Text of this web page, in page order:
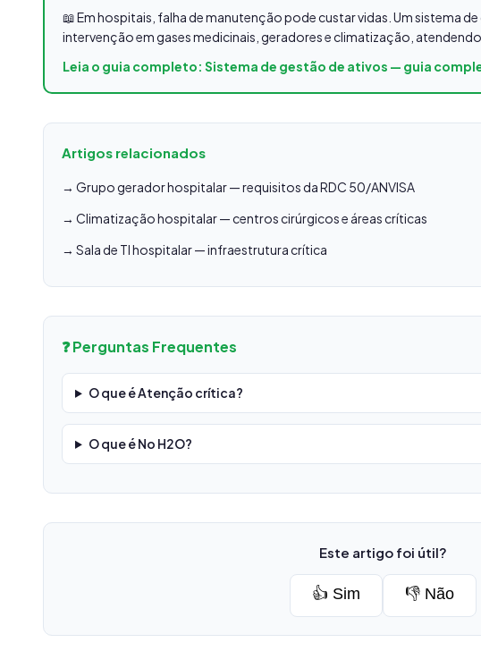
📖 Em hospitais, falha de manutenção pode custar vidas. Um sistema
intervenção em gases medicinais, geradores e climatização, atendendo
Leia o guia completo: Sistema de gestão de ativos — guia
Artigos relacionados
→ Grupo gerador hospitalar — requisitos da RDC 50/ANVISA
→ Climatização hospitalar — centros cirúrgicos e áreas críticas
→ Sala de TI hospitalar — infraestrutura crítica
❓ Perguntas Frequentes
O que é Atenção crítica?
O que é No H2O?
Este artigo foi útil?
👍 Sim 👎 Não